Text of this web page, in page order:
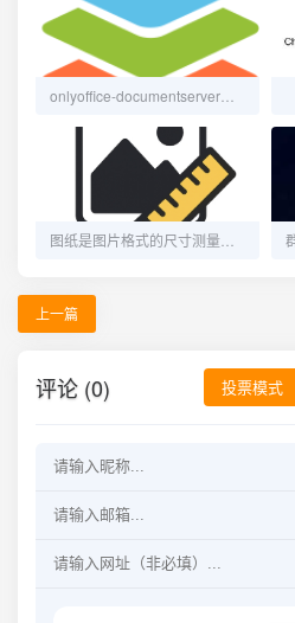
上一篇
评论 (0) 投票模式